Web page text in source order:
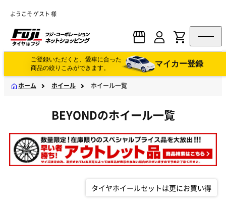
ようこそ ゲスト 様
ご登録いただくと、愛車に合った
商品の絞りこみができます。
マイカー登録
ホーム ホイール ホイール一覧
BEYONDのホイール一覧
タイヤホイールセットは更にお買い得